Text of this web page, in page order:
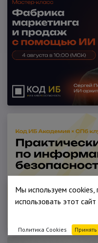
Мы используем cookies,
использовать этот
Политика Cookies Принять